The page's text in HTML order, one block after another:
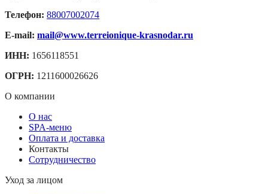
Телефон: 88007002074
E-mail: mail@www.terreionique-krasnodar.ru
ИНН: 1656118551
ОГРН: 1211600026626
О компании
О нас
SPA-меню
Оплата и доставка
Контакты
Сотрудничество
Уход за лицом